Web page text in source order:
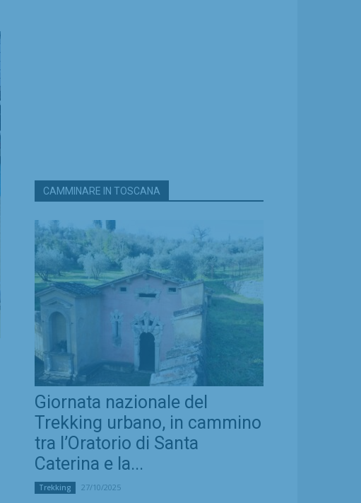
CAMMINARE IN TOSCANA
Giornata nazionale del
Trekking urbano, in cammino
tra l’Oratorio di Santa
Caterina e la...
Trekking 27/10/2025